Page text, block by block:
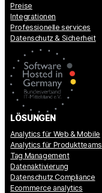
Preise
Integrationen
Professionelle services
Datenschutz & Sicherheit
LÖSUNGEN
Analytics für Web & Mobile
Analytics für Produktteams
Tag Management
Datenaktivierung
Datenschutz Compliance
Ecommerce analytics